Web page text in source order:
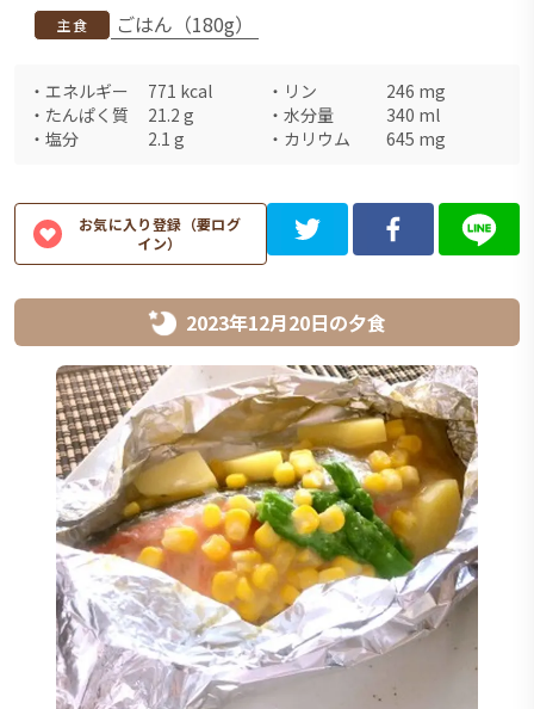
主食 ごはん（180g）
・ エネルギー 771 kcal ・ リン 246 mg
・ たんぱく質 21.2 g ・ 水分量 340 ml
・ 塩分 2.1 g ・ カリウム 645 mg
お気に入り登録（要ログ
イン）
2023年12月20日の夕食